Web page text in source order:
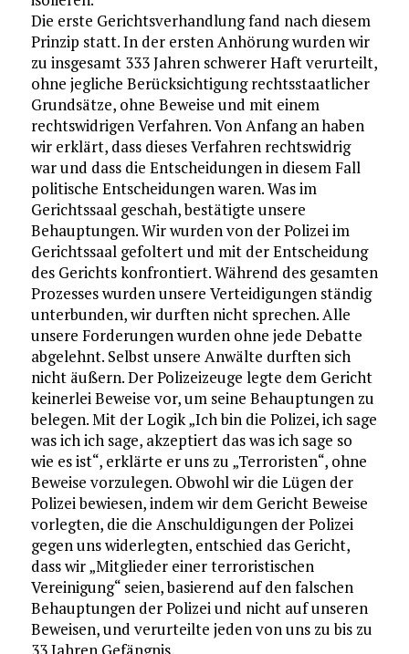
Die erste Gerichtsverhandlung fand nach diesem
Prinzip statt. In der ersten Anhörung wurden wir
zu insgesamt 333 Jahren schwerer Haft verurteilt,
ohne jegliche Berücksichtigung rechtsstaatlicher
Grundsätze, ohne Beweise und mit einem
rechtswidrigen Verfahren. Von Anfang an haben
wir erklärt, dass dieses Verfahren rechtswidrig
war und dass die Entscheidungen in diesem Fall
politische Entscheidungen waren. Was im
Gerichtssaal geschah, bestätigte unsere
Behauptungen. Wir wurden von der Polizei im
Gerichtssaal gefoltert und mit der Entscheidung
des Gerichts konfrontiert. Während des gesamten
Prozesses wurden unsere Verteidigungen ständig
unterbunden, wir durften nicht sprechen. Alle
unsere Forderungen wurden ohne jede Debatte
abgelehnt. Selbst unsere Anwälte durften sich
nicht äußern. Der Polizeizeuge legte dem Gericht
keinerlei Beweise vor, um seine Behauptungen zu
belegen. Mit der Logik „Ich bin die Polizei, ich sage
was ich ich sage, akzeptiert das was ich sage so
wie es ist“, erklärte er uns zu „Terroristen“, ohne
Beweise vorzulegen. Obwohl wir die Lügen der
Polizei bewiesen, indem wir dem Gericht Beweise
vorlegten, die die Anschuldigungen der Polizei
gegen uns widerlegten, entschied das Gericht,
dass wir „Mitglieder einer terroristischen
Vereinigung“ seien, basierend auf den falschen
Behauptungen der Polizei und nicht auf unseren
Beweisen, und verurteilte jeden von uns zu bis zu